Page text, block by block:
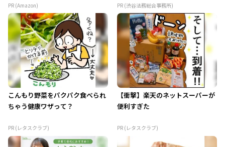
PR (Amazon) PR (渋谷法務総合事務所)
こんもり野菜をパクパク食べられ
ちゃう健康ワザって？
PR (レタスクラブ)
【衝撃】楽天のネットスーパーが
便利すぎた
PR (レタスクラブ)